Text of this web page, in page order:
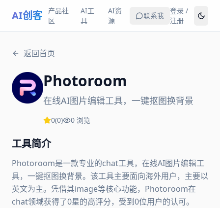
AI创客
产品社
区
AI工
具
AI资
源
联系我
登录 /
注册
返回首页
Photoroom
在线AI图片编辑工具，一键抠图换背景
0(0) 0 浏览
工具简介
Photoroom是一款专业的chat工具，在线AI图片编辑工
具，一键抠图换背景。该工具主要面向海外用户，主要以
英文为主。凭借其image等核心功能，Photoroom在
chat领域获得了0星的高评分，受到0位用户的认可。